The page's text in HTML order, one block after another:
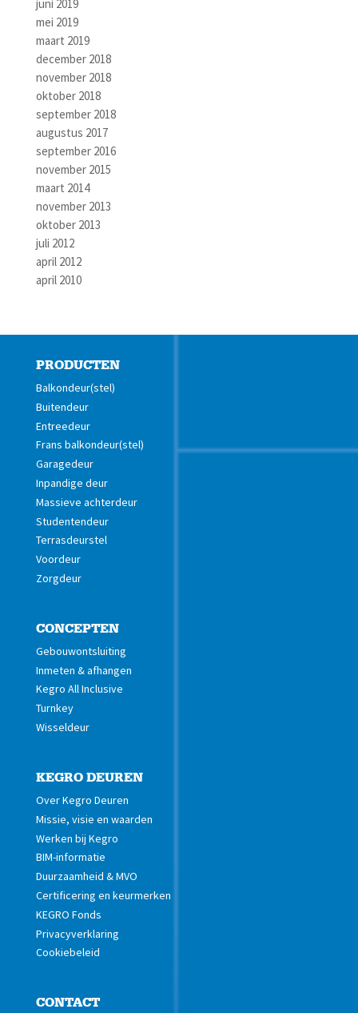
juni 2019
mei 2019
maart 2019
december 2018
november 2018
oktober 2018
september 2018
augustus 2017
september 2016
november 2015
maart 2014
november 2013
oktober 2013
juli 2012
april 2012
april 2010
PRODUCTEN
Balkondeur(stel)
Buitendeur
Entreedeur
Frans balkondeur(stel)
Garagedeur
Inpandige deur
Massieve achterdeur
Studentendeur
Terrasdeurstel
Voordeur
Zorgdeur
CONCEPTEN
Gebouwontsluiting
Inmeten & afhangen
Kegro All Inclusive
Turnkey
Wisseldeur
KEGRO DEUREN
Over Kegro Deuren
Missie, visie en waarden
Werken bij Kegro
BIM-informatie
Duurzaamheid & MVO
Certificering en keurmerken
KEGRO Fonds
Privacyverklaring
Cookiebeleid
CONTACT